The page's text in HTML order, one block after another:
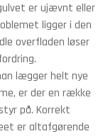
er ujævnt eller
ligger i den
overfladen løser
lægger helt nye
er der en række
på. Korrekt
er altafgørende